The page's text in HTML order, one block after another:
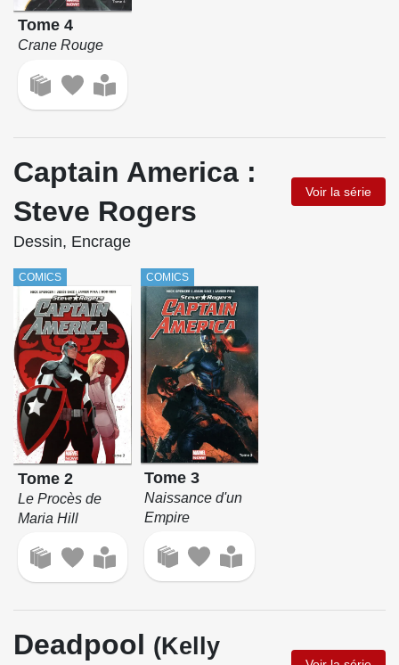
Tome 4
Crane Rouge
Captain America :
Steve Rogers
Voir la série
Dessin, Encrage
COMICS
Tome 2
Le Procès de
Maria Hill
COMICS
Tome 3
Naissance d'un
Empire
Deadpool (Kelly